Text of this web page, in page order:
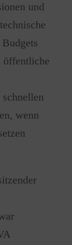
und
öffentliche
wenn